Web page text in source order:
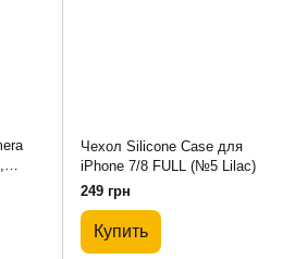
Чехол Silicone Case для
iPhone 7/8 FULL (№5 Lilac)
249 грн
Купить